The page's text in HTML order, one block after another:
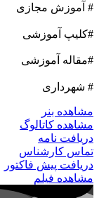
# آموزش مجازی
#کلیپ آموزشی
#مقاله آموزشی
# شهرداری
مشاهده بنر
مشاهده کاتالوگ
دریافت نامه
تماس کارشناس
دریافت پیش فاکتور
مشاهده فیلم